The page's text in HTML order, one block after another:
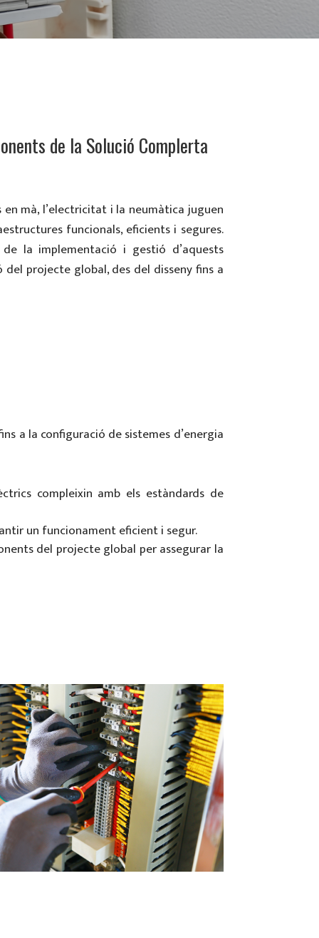
de la Solució Complerta
mà, l’electricitat i la neumàtica juguen
funcionals, eficients i segures.
la implementació i gestió d’aquests
projecte global, des del disseny fins a
a la configuració de sistemes d’energia
compleixin amb els estàndards de
un funcionament eficient i segur.
del projecte global per assegurar la